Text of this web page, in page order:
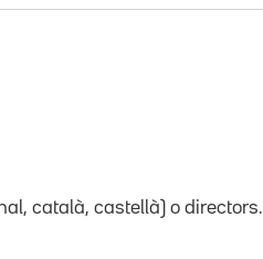
català, castellà) o directors.